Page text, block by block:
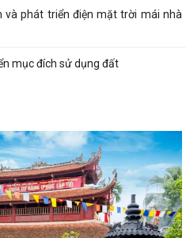
và phát triển điện mặt trời mái nhà
mục đích sử dụng đất
trực Đảng ủy phụ trách triển khai
Hội trại Thanh thiếu nhi phường